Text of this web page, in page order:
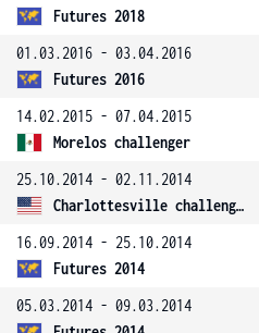
Futures 2018
01.03.2016 - 03.04.2016
Futures 2016
14.02.2015 - 07.04.2015
Morelos challenger
25.10.2014 - 02.11.2014
Charlottesville challenger
16.09.2014 - 25.10.2014
Futures 2014
05.03.2014 - 09.03.2014